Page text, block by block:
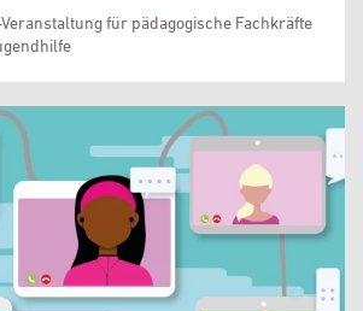
für pädagogische Fachkräfte